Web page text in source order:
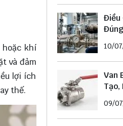
hoặc khí
và đảm
lợi ích
thế.
Điều
10/
Van
Tạo,
Và
09/